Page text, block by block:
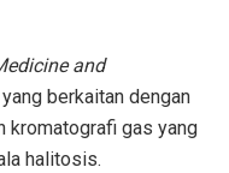
and
berkaitan dengan
kromatografi gas yang
halitosis.